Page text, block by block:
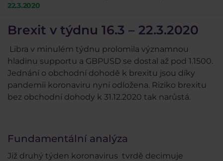
22.3.2020
Brexit v týdnu 16.3 – 22.3.2020
Libra v minulém týdnu prolomila významnou
hladinu supportu a GBPUSD se dostal až pod 1.1500.
Jednání o obchodní dohodě k brexitu jsou díky
pandemii koronaviru nyní odložena. Riziko brexitu
bez obchodní dohody k 31.12.2020 tak narůstá.
Fundamentální analýza
Již druhý týden koronavirus tvrdě decimuje